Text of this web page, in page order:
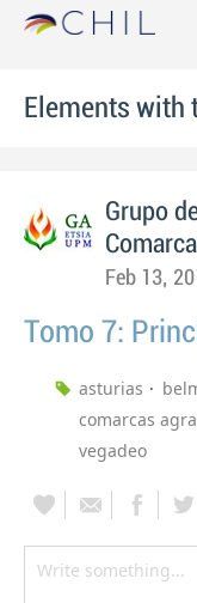
Elements with
Grupo
Feb 13,
Tomo 7:
asturias
comarcas
vegadeo